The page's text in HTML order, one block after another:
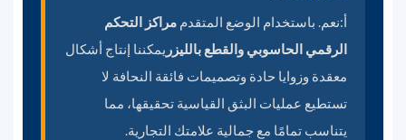
أ:نعم. باستخدام الوضع المتقدم مراكز التحكم
الرقمي الحاسوبي والقطع بالليزر يمكننا إنتاج أشكال
معقدة وزوايا حادة وتصميمات فائقة النحافة لا
تستطيع عمليات البثق القياسية تحقيقها، مما
يتناسب تمامًا مع جمالية علامتك التجارية.